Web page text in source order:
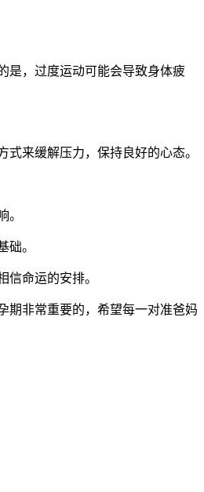
，过度运动可能会导致身体疲
来缓解压力，保持良好的心态。
。
。
命运的安排。
非常重要的，希望每一对准爸妈